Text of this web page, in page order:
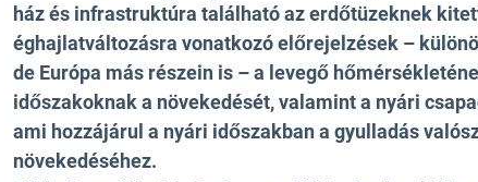
ház és infrastruktúra található az erdőtüzeknek
éghajlatváltozásra vonatkozó előrejelzések –
de Európa más részein is – a levegő
időszakoknak a növekedését, valamint a nyári
ami hozzájárul a nyári időszakban a gyulladás
növekedéséhez.